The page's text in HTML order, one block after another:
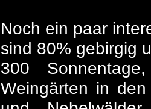
Noch ein paar
sind 80% gebirgig
300
Weingärten in